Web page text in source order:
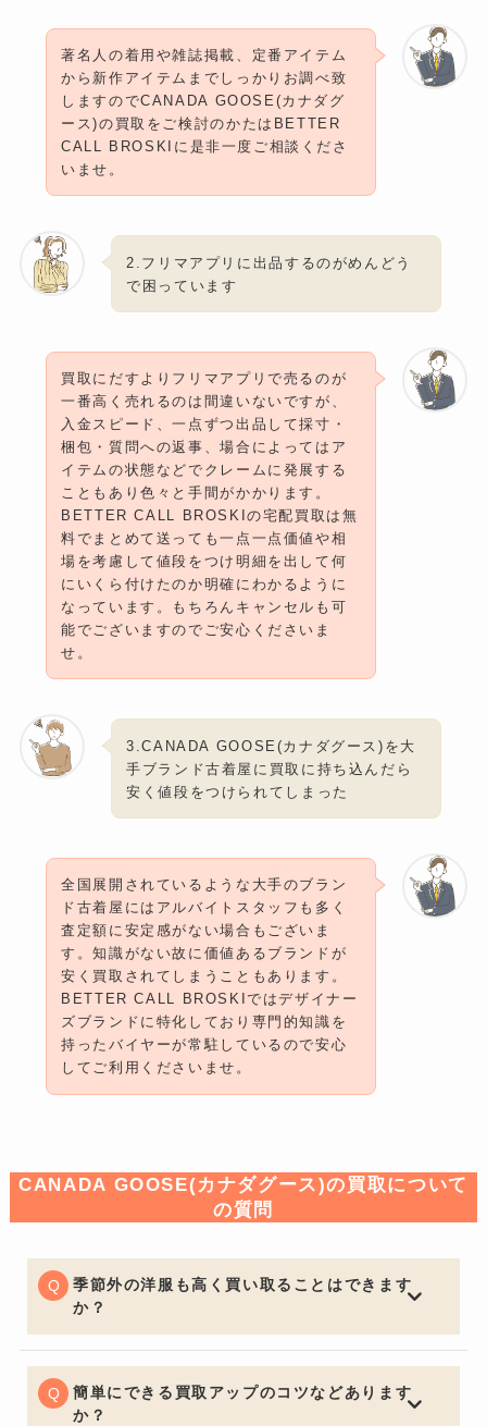
著名人の着用や雑誌掲載、定番アイテム
から新作アイテムまでしっかりお調べ致
しますのでCANADA GOOSE(カナダグ
ース)の買取をご検討のかたはBETTER
CALL BROSKIに是非一度ご相談くださ
いませ。
2.フリマアプリに出品するのがめんどう
で困っています
買取にだすよりフリマアプリで売るのが
一番高く売れるのは間違いないですが、
入金スピード、一点ずつ出品して採寸・
梱包・質問への返事、場合によってはア
イテムの状態などでクレームに発展する
こともあり色々と手間がかかります。
BETTER CALL BROSKIの宅配買取は無
料でまとめて送っても一点一点価値や相
場を考慮して値段をつけ明細を出して何
にいくら付けたのか明確にわかるように
なっています。もちろんキャンセルも可
能でございますのでご安心くださいま
せ。
3.CANADA GOOSE(カナダグース)を大
手ブランド古着屋に買取に持ち込んだら
安く値段をつけられてしまった
全国展開されているような大手のブラン
ド古着屋にはアルバイトスタッフも多く
査定額に安定感がない場合もございま
す。知識がない故に価値あるブランドが
安く買取されてしまうこともあります。
BETTER CALL BROSKIではデザイナー
ズブランドに特化しており専門的知識を
持ったバイヤーが常駐しているので安心
してご利用くださいませ。
CANADA GOOSE(カナダグース)の買取について
の質問
季節外の洋服も高く買い取ることはできます
か？
一般的な買取店ではオフシーズンアイテムは大幅な減額
となる場合がございますが、BETTER CALL BROSKIで
は季節問わず精一杯の価格でお買取りさせていただきま
す。
簡単にできる買取アップのコツなどあります
か？